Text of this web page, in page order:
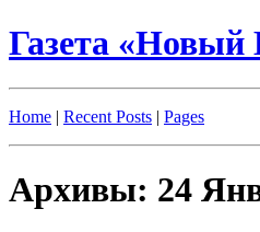
Газета «Новый
Home | Recent Posts | Pages
Архивы: 24